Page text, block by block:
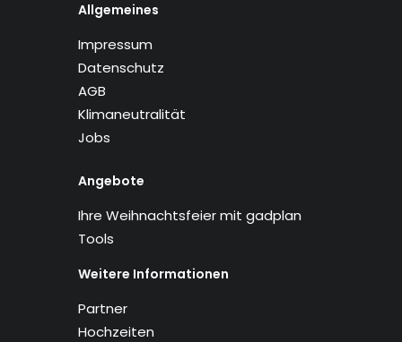
Allgemeines
Impressum
Datenschutz
AGB
Klimaneutralität
Jobs
Angebote
Ihre Weihnachtsfeier mit gadplan
Tools
Weitere Informationen
Partner
Hochzeiten